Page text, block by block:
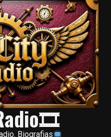
Biografias